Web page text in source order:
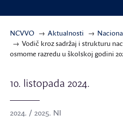
NCVVO Aktualnosti
Vodič kroz sadržaj i strukturu
osmome razredu u školskoj godini
10. listopada 2024.
2024. / 2025. NI